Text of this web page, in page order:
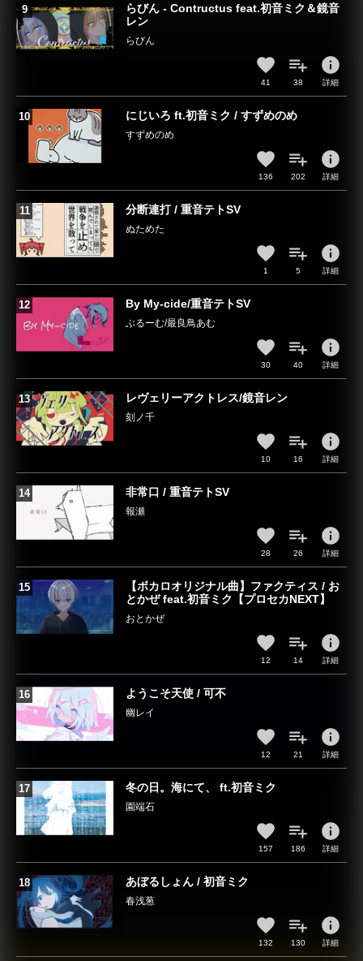
らびん - Contructus feat.初音ミク＆鏡音
レン
らびん
41 38
info
詳細
にじいろ ft.初音ミク / すずめのめ
すずめのめ
136 202
info
詳細
分断連打 / 重音テトSV
ぬためた
1 5
info
詳細
By My-cide/重音テトSV
ぶるーむ/最良鳥あむ
30 40
info
詳細
レヴェリーアクトレス/鏡音レン
刻ノ千
10 16
info
詳細
非常口 / 重音テトSV
報瀬
28 26
info
詳細
【ボカロオリジナル曲】ファクティス / お
とかぜ feat.初音ミク【プロセカNEXT】
おとかぜ
12 14
info
詳細
ようこそ天使 / 可不
幽レイ
12 21
info
詳細
冬の日。海にて、 ft.初音ミク
園端石
157 186
info
詳細
あぼるしょん / 初音ミク
春浅葱
132 130
info
詳細